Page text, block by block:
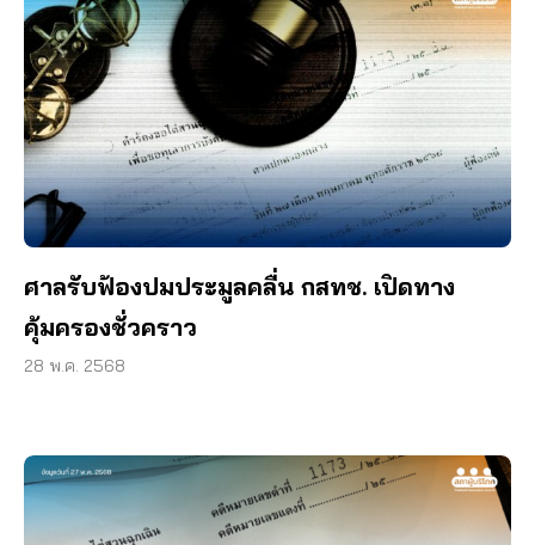
ศาลรับฟ้องปมประมูลคลื่น กสทช. เปิดทาง
คุ้มครองชั่วคราว
28 พ.ค. 2568